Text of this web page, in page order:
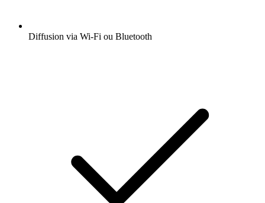
Diffusion via Wi-Fi ou Bluetooth